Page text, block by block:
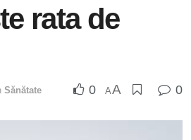
rata de
Sănătate 0 AA 0